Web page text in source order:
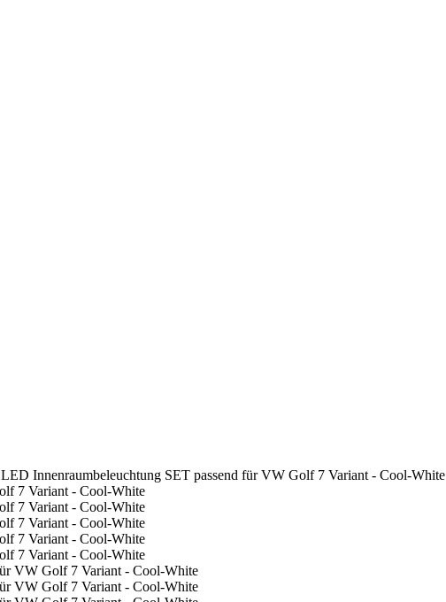
LED Innenraumbeleuchtung SET passend für VW Golf 7 Variant - Cool-White